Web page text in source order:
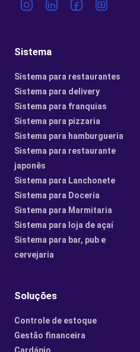
Sistema
Sistema para restaurantes
Sistema para delivery
Sistema para franquias
Sistema para pizzaria
Sistema para hamburgueria
Sistema para restaurante
japonês
Sistema para Lanchonete
Sistema para Doceria
Sistema para Marmitaria
Sistema para loja de açaí
Sistema para bar, pub e
cervejaria
Soluções
Controle de estoque
Gestão financeira